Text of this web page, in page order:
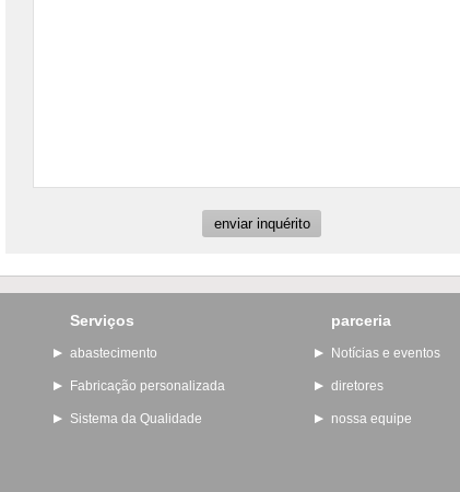
Serviços
abastecimento
Fabricação personalizada
Sistema da Qualidade
parceria
Notícias e eventos
diretores
nossa equipe